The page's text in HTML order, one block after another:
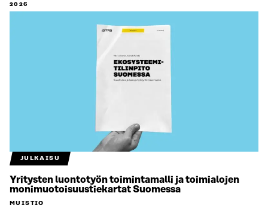
2026
JULKAISU
Yritysten luontotyön toimintamalli ja toimialojen
monimuotoisuustiekartat Suomessa
MUISTIO